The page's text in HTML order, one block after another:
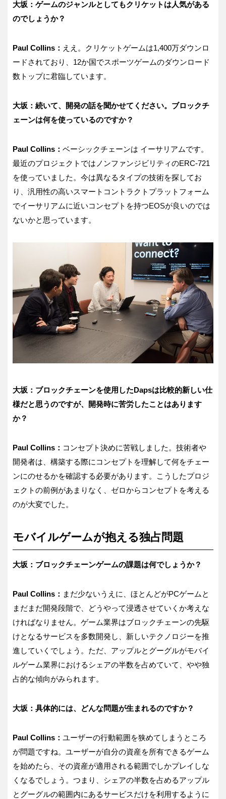
大坂：ゲームのジャンルとしてもクリケットは人気がある
のでしょうか？
Paul Collins： ええ。クリケットゲームは1,400万ダウンロ
ードされており、12か国でスポーツゲームのダウンロード
数トップに君臨しています。
大坂：続いて、開発の話を聞かせてください。ブロックチ
ェーンは何を使っているのですか？
Paul Collins： ベーシックチェーンは イーサリアムです。
最近のプロジェクトではノンファンジビリティのERC-721
を使っていました。今は異なるタイプの技術を探してお
り、汎用性の高いスマートコントラクトプラットフォーム
でイーサリアムに近いコンセプトを持つEOSが良いのでは
ないかと思っています。
大坂：ブロックチェーンを使用したDapsは比較的新しい仕
様だと思うのですが、開発時に苦労したことはあります
か？
Paul Collins： コンセプト決めに苦戦しました。技術者や
開発者は、構築する際にコンセプトを理解して何をチェー
ンにのせるかを確認する必要があります。こうしたプロジ
ェクトの前例があまりなく、ゼロからコンセプトを考える
のが大変でした。
モバイルゲームが抱える独占問題
大坂：ブロックチェーンゲームの課題は何でしょうか？
Paul Collins： まだ少ないうえに、ほとんどがPCゲームと
まだまだ開発段階で、どうやって浸透させていくか考えな
ければなりません。ゲーム業界はブロックチェーンの先駆
けとなるサービスを多数開発し、新しいテクノロジーを推
進していくでしょう。ただ、アップルとグーグルがモバイ
ルゲーム業界におけるシェアの半数を占めていて、やや独
占的な傾向がみられます。
大坂：具体的には、どんな問題が生まれるのですか？
Paul Collins： ユーザーの行動範囲を狭めてしまうところ
が問題ですね。ユーザーが自分の資産を所有できるゲーム
を始めたら、その資産が適用される範囲でしかプレイしな
くなるでしょう。つまり、シェアの半数を占めるアップル
とグーグルの範囲内にあるサービスだけを利用するように